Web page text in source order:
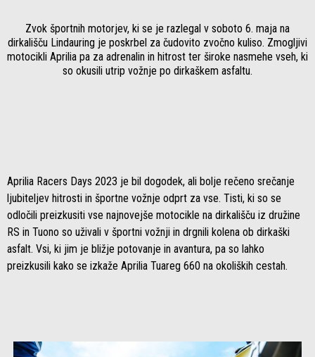
Zvok športnih motorjev, ki se je razlegal v soboto 6. maja na
dirkališču Lindauring je poskrbel za čudovito zvočno kuliso. Zmogljivi
motocikli Aprilia pa za adrenalin in hitrost ter široke nasmehe vseh, ki
so okusili utrip vožnje po dirkaškem asfaltu.
Aprilia Racers Days 2023 je bil dogodek, ali bolje rečeno srečanje
ljubiteljev hitrosti in športne vožnje odprt za vse. Tisti, ki so se
odločili preizkusiti vse najnovejše motocikle na dirkališču iz družine
RS in Tuono so uživali v športni vožnji in drgnili kolena ob dirkaški
asfalt. Vsi, ki jim je bližje potovanje in avantura, pa so lahko
preizkusili kako se izkaže Aprilia Tuareg 660 na okoliških cestah.